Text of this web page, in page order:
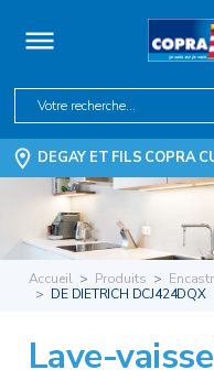
DEGAY ET FILS COPRA
Accueil Produits
DE DIETRICH DCJ424DQX
Lave-